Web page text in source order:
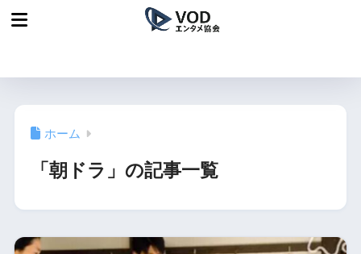
ホーム
「朝ドラ」の記事一覧